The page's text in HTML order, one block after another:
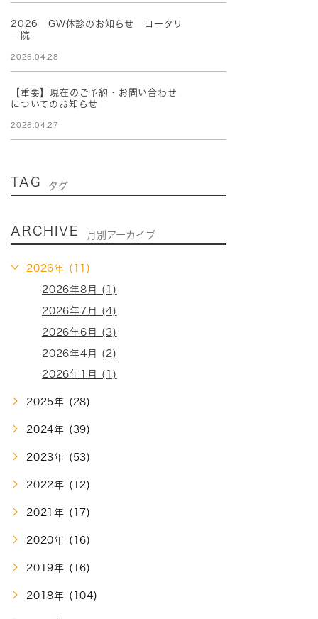
2026 GW休診のお知らせ ロータリ
ー院
2026.04.28
【重要】現在のご予約・お問い合わせ
についてのお知らせ
2026.04.27
TAG タグ
ARCHIVE 月別アーカイブ
2026年 (11)
2026年8月 (1)
2026年7月 (4)
2026年6月 (3)
2026年4月 (2)
2026年1月 (1)
2025年 (28)
2024年 (39)
2023年 (53)
2022年 (12)
2021年 (17)
2020年 (16)
2019年 (16)
2018年 (104)